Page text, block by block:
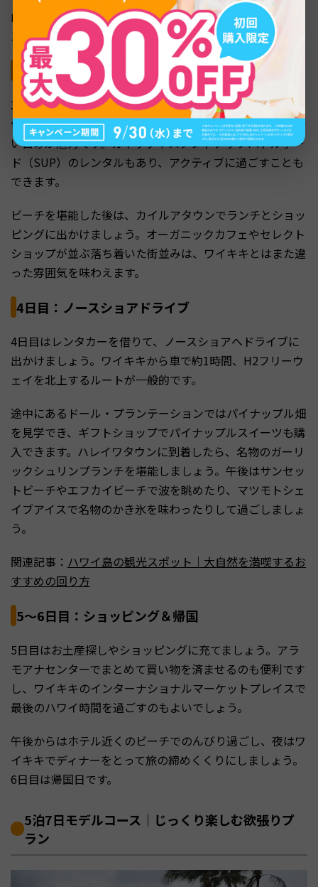
山の後、カピオラニ公園を散歩しながら立ち寄るとスムー
ズです。
3日目：カイルアビーチ＆タウン散策
3日目はカイルアへ向かいましょう。全米ベストビーチに
何度も選ばれたカイルアビーチは、透明度の高い海と細か
い白砂が魅力です。カヤックやスタンドアップパドルボー
ド（SUP）のレンタルもあり、アクティブに過ごすことも
できます。
ビーチを堪能した後は、カイルアタウンでランチとショッ
ピングに出かけましょう。オーガニックカフェやセレクト
ショップが並ぶ落ち着いた街並みは、ワイキキとはまた違
った雰囲気を味わえます。
4日目：ノースショアドライブ
4日目はレンタカーを借りて、ノースショアへドライブに
出かけましょう。ワイキキから車で約1時間、H2フリーウ
ェイを北上するルートが一般的です。
途中にあるドール・プランテーションではパイナップル畑
を見学でき、ギフトショップでパイナップルスイーツも購
入できます。ハレイワタウンに到着したら、名物のガーリ
ックシュリンプランチを堪能しましょう。午後はサンセッ
トビーチやエフカイビーチで波を眺めたり、マツモトシェ
イブアイスで名物のかき氷を味わったりして過ごしましょ
う。
関連記事： ハワイ島の観光スポット｜大自然を満喫するお
すすめの回り方
5〜6日目：ショッピング＆帰国
5日目はお土産探しやショッピングに充てましょう。アラ
モアナセンターでまとめて買い物を済ませるのも便利です
し、ワイキキのインターナショナルマーケットプレイスで
最後のハワイ時間を過ごすのもよいでしょう。
午後からはホテル近くのビーチでのんびり過ごし、夜はワ
イキキでディナーをとって旅の締めくくりにしましょう。
6日目は帰国日です。
5泊7日モデルコース｜じっくり楽しむ欲張りプ
ラン